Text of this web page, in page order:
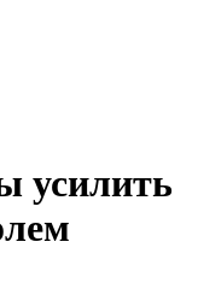
усилить